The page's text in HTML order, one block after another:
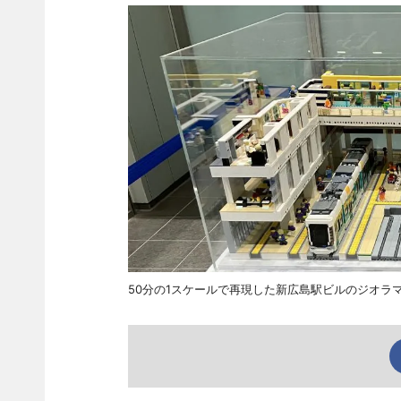
50分の1スケールで再現した新広島駅ビルのジオラ